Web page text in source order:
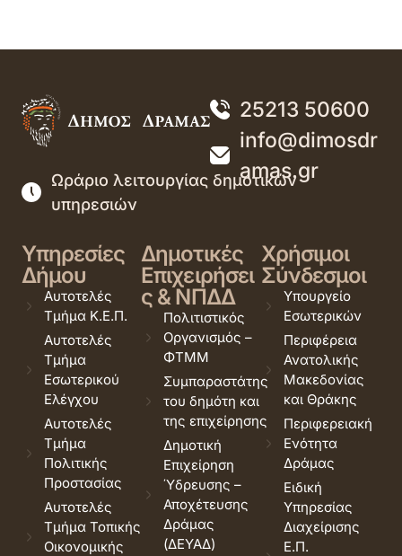
25213 50600
info@dimosdr
amas.gr
Ωράριο λειτουργίας δημοτικών
υπηρεσιών
Υπηρεσίες
Δήμου
Αυτοτελές
Τμήμα Κ.Ε.Π.
Αυτοτελές
Τμήμα
Εσωτερικού
Ελέγχου
Αυτοτελές
Τμήμα
Πολιτικής
Προστασίας
Αυτοτελές
Τμήμα Τοπικής
Οικονομικής
Δημοτικές
Επιχειρήσει
ς & ΝΠΔΔ
Πολιτιστικός
Οργανισμός –
ΦΤΜΜ
Συμπαραστάτης
του δημότη και
της επιχείρησης
Δημοτική
Επιχείρηση
Ύδρευσης –
Αποχέτευσης
Δράμας
(ΔΕΥΑΔ)
Χρήσιμοι
Σύνδεσμοι
Υπουργείο
Εσωτερικών
Περιφέρεια
Ανατολικής
Μακεδονίας
και Θράκης
Περιφερειακή
Ενότητα
Δράμας
Ειδική
Υπηρεσίας
Διαχείρισης
Ε.Π.